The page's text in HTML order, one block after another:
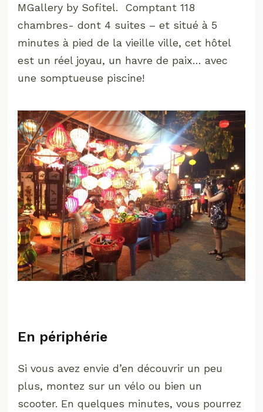
MGallery by Sofitel. Comptant 118
chambres- dont 4 suites – et situé à 5
minutes à pied de la vieille ville, cet hôtel
est un réel joyau, un havre de paix… avec
une somptueuse piscine!
En périphérie
Si vous avez envie d’en découvrir un peu
plus, montez sur un vélo ou bien un
scooter. En quelques minutes, vous pourrez